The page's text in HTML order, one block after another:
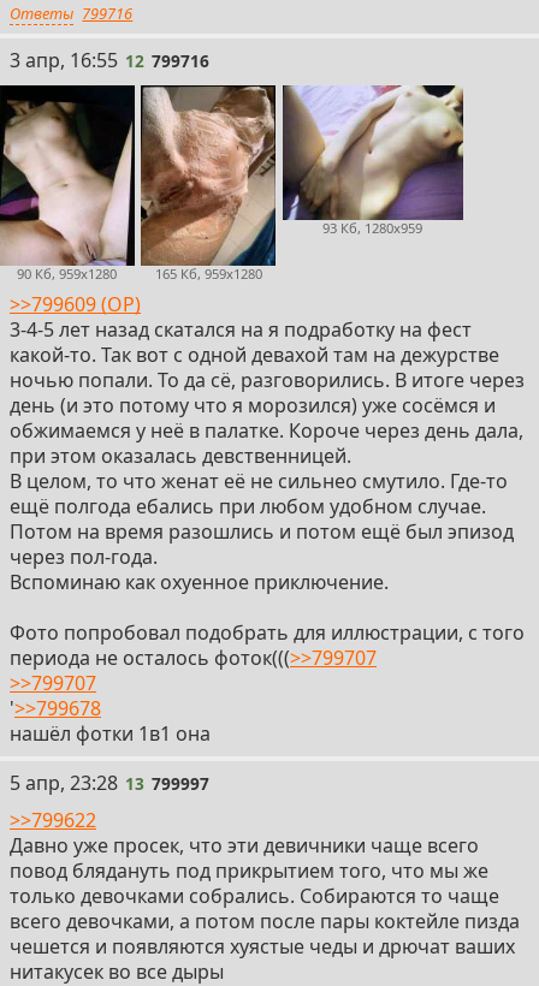
Ответы 799716
12
3 апр, 16:55 12 799716
90 Кб, 959x1280 165 Кб, 959x1280
93 Кб, 1280x959
>>799609 (OP)
3-4-5 лет назад скатался на я подработку на фест
какой-то. Так вот с одной девахой там на дежурстве
ночью попали. То да сё, разговорились. В итоге через
день (и это потому что я морозился) уже сосёмся и
обжимаемся у неё в палатке. Короче через день дала,
при этом оказалась девственницей.
В целом, то что женат её не сильнео смутило. Где-то
ещё полгода ебались при любом удобном случае.
Потом на время разошлись и потом ещё был эпизод
через пол-года.
Вспоминаю как охуенное приключение.
Фото попробовал подобрать для иллюстрации, с того
периода не осталось фоток(((>>799707
>>799707
'>>799678
нашёл фотки 1в1 она
13
5 апр, 23:28 13 799997
>>799622
Давно уже просек, что эти девичники чаще всего
повод блядануть под прикрытием того, что мы же
только девочками собрались. Собираются то чаще
всего девочками, а потом после пары коктейле пизда
чешется и появляются хуястые чеды и дрючат ваших
нитакусек во все дыры